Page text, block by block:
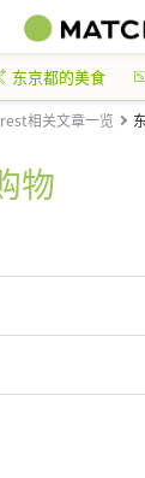
东京都的美食
相关文章一览
物